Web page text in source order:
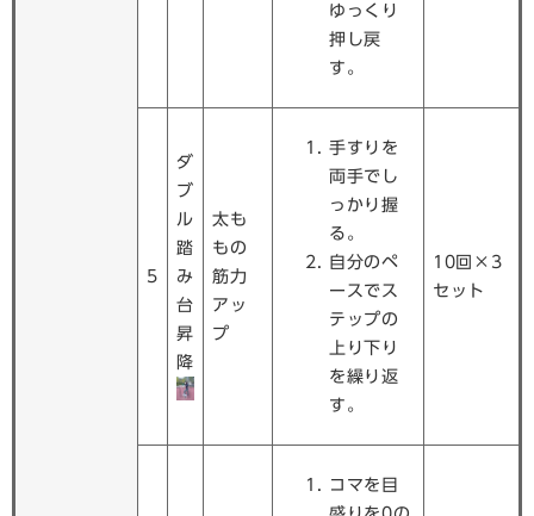
ゆっくり
押し戻
す。
5
ダ
ブ
ル
踏
み
台
昇
降
太も
もの
筋力
アッ
プ
手すりを
両手でし
っかり握
る。
自分のペ
ースでス
テップの
上り下り
を繰り返
す。
10回×3
セット
コマを目